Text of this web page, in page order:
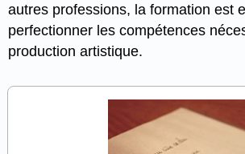
autres professions, la formation est
perfectionner les compétences
production artistique.